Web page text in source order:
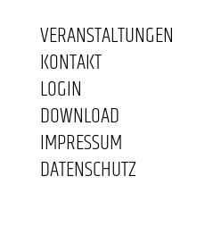
VERANSTALTUNGEN
KONTAKT
LOGIN
DOWNLOAD
IMPRESSUM
DATENSCHUTZ